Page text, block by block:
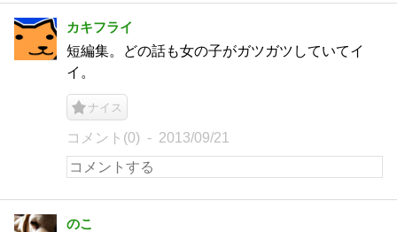
カキフライ
短編集。どの話も女の子がガツガツしていてイ
イ。
ナイス
コメント(0) 2013/09/21
のこ